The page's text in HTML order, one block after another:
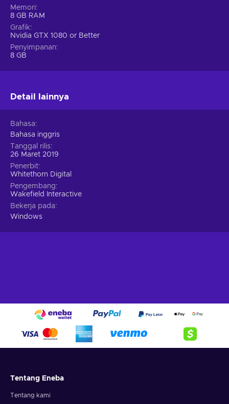
Memori
8 GB RAM
Grafik
Nvidia GTX 1080 or Better
Penyimpanan
8 GB
Detail lainnya
Bahasa
Bahasa inggris
Tanggal rilis
26 Maret 2019
Penerbit
Whitethorn Digital
Pengembang
Wakefield Interactive
Bekerja pada
Windows
Tentang Eneba
Tentang kami